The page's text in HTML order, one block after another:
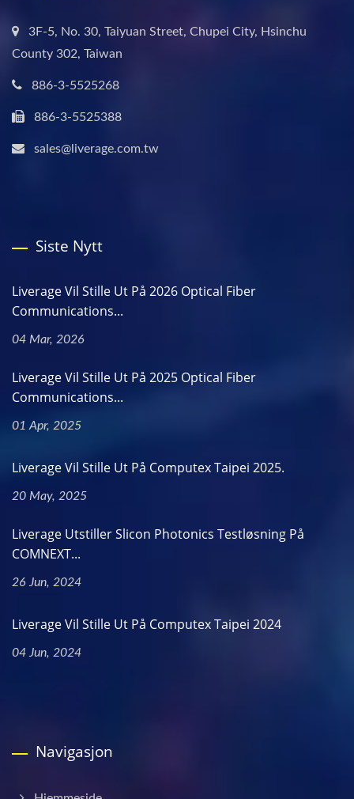
3F-5, No. 30, Taiyuan Street, Chupei City, Hsinchu
County 302, Taiwan
886-3-5525268
886-3-5525388
sales@liverage.com.tw
Siste Nytt
Liverage Vil Stille Ut På 2026 Optical Fiber
Communications...
04 Mar, 2026
Liverage Vil Stille Ut På 2025 Optical Fiber
Communications...
01 Apr, 2025
Liverage Vil Stille Ut På Computex Taipei 2025.
20 May, 2025
Liverage Utstiller Slicon Photonics Testløsning På
COMNEXT...
26 Jun, 2024
Liverage Vil Stille Ut På Computex Taipei 2024
04 Jun, 2024
Navigasjon